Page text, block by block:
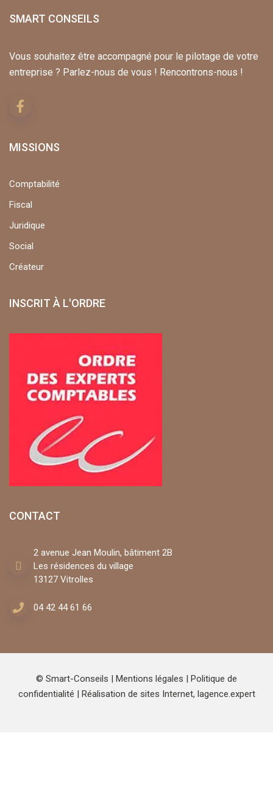
SMART CONSEILS
Vous souhaitez être accompagné pour le pilotage de votre
entreprise ? Parlez-nous de vous ! Rencontrons-nous !
MISSIONS
Comptabilité
Fiscal
Juridique
Social
Créateur
INSCRIT À L'ORDRE
CONTACT
2 avenue Jean Moulin, bâtiment 2B
Les résidences du village
13127 Vitrolles
04 42 44 61 66
© Smart-Conseils | Mentions légales | Politique de
confidentialité | Réalisation de sites Internet, lagence.expert